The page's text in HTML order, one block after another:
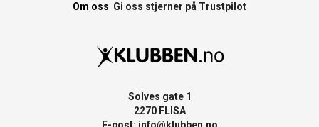
Om oss Gi oss stjerner på Trustpilot
Solves gate 1
2270 FLISA